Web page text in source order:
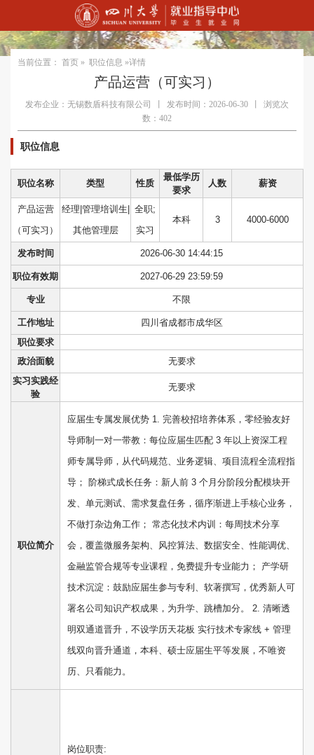
当前位置： 首页 » 职位信息 »详情
产品运营（可实习）
发布企业：无锡数盾科技有限公司 发布时间：2026-06-30
浏览次
数：402
职位信息
职位名称 类型 性质
最低学历
要求
人数 薪资
产品运营
（可实习）
经理|管理培训生|
其他管理层
全职;
实习
本科 3 4000-6000
发布时间 2026-06-30 14:44:15
职位有效期 2027-06-29 23:59:59
专业 不限
工作地址
四川省成都市成华区
职位要求
政治面貌
无要求
实习实践经
验
无要求
职位简介
应届生专属发展优势 1. 完善校招培养体系，零经验友好
导师制一对一带教：每位应届生匹配 3 年以上资深工程
师专属导师，从代码规范、业务逻辑、项目流程全流程指
导； 阶梯式成长任务：新人前 3 个月分阶段分配模块开
发、单元测试、需求复盘任务，循序渐进上手核心业务，
不做打杂边角工作； 常态化技术内训：每周技术分享
会，覆盖微服务架构、风控算法、数据安全、性能调优、
金融监管合规等专业课程，免费提升专业能力； 产学研
技术沉淀：鼓励应届生参与专利、软著撰写，优秀新人可
署名公司知识产权成果，为升学、跳槽加分。 2. 清晰透
明双通道晋升，不设学历天花板 实行技术专家线 + 管理
线双向晋升通道，本科、硕士应届生平等发展，不唯资
历、只看能力。
岗位职责: